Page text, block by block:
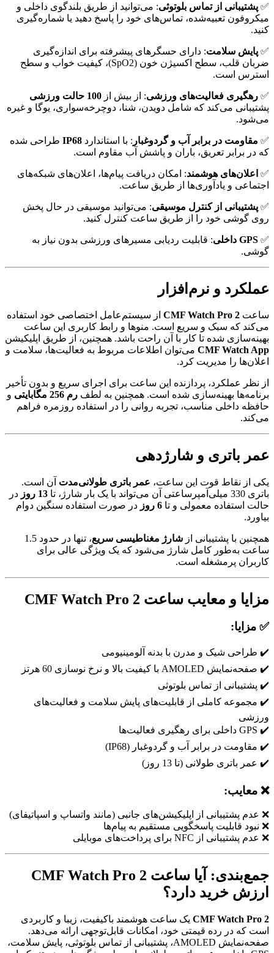
✅ پشتیبانی از تماس بلوتوثی: می‌توانید از طریق بلندگوی داخلی و
میکروفون تعبیه‌شده، تماس‌های خود را پاسخ دهید یا شماره‌گیری
کنید.
✅ پایش سلامت: دارای حسگرهای پیشرفته برای اندازه‌گیری
ضربان قلب، سطح اکسیژن خون (SpO2)، کیفیت خواب و سطح
استرس است.
✅ رهگیری فعالیت‌های ورزشی: از بیش از 100 حالت ورزشی
پشتیبانی می‌کند که شامل دویدن، شنا، دوچرخه‌سواری، یوگا و غیره
می‌شود.
✅ مقاومت در برابر آب و گردوغبار : با استاندارد IP68 طراحی شده
که در برابر تعریق، باران و پاشش آب مقاوم است.
✅ اعلان‌های هوشمند: امکان دریافت پیام‌ها، اعلان‌های شبکه‌های
اجتماعی و یادآوری‌ها از طریق ساعت.
✅ پشتیبانی از کنترل موسیقی: می‌توانید موسیقی در حال پخش
روی گوشی خود را از طریق ساعت کنترل کنید.
✅ GPS داخلی
: قابلیت ردیابی مسیرهای ورزشی بدون نیاز به
گوشی.
عملکرد و نرم‌افزار
ساعت CMF Watch Pro 2 از سیستم‌عامل اختصاصی خود استفاده
می‌کند که سبک و سریع است. منوها و رابط کاربری این ساعت
بهینه‌سازی شده تا کار با آن راحت باشد. همچنین، از طریق اپلیکیشن
CMF Watch App می‌توان اطلاعات مربوط به فعالیت‌ها، سلامت و
اعلان‌ها را مدیریت کرد.
از نظر عملکرد، پردازنده این ساعت برای اجرای سریع و بدون تأخیر
برنامه‌ها بهینه‌سازی شده است. همچنین به لطف رم 256 مگابایتی
و
حافظه داخلی مناسب، تجربه روانی را در استفاده روزمره فراهم
می‌کند.
عمر باتری و شارژدهی
یکی از نقاط قوت این ساعت، عمر باتری طولانی‌مدت آن است.
باتری 330 میلی‌آمپرساعتی آن می‌تواند با یک بار شارژ، تا
13 روز
در
حالت استفاده معمولی و تا 6 روز
در صورت استفاده سنگین دوام
بیاورد.
همچنین با پشتیبانی از شارژ مغناطیسی سریع
، تنها در حدود 1.5
ساعت به‌طور کامل شارژ می‌شود که یک ویژگی عالی برای
کاربران پرمشغله است.
مزایا و معایب ساعت CMF Watch Pro 2
✅ مزایا:
✔️ طراحی شیک و مدرن با بدنه آلومینیومی
✔️ صفحه‌نمایش AMOLED با کیفیت بالا و نرخ نوسازی 60 هرتز
✔️ پشتیبانی از تماس بلوتوثی
✔️ مجموعه کاملی از قابلیت‌های پایش سلامت و فعالیت‌های
ورزشی
✔️ GPS داخلی برای رهگیری فعالیت‌ها
✔️ مقاومت در برابر آب و گردوغبار (IP68)
✔️ عمر باتری طولانی (تا 13 روز)
❌ معایب:
❌ عدم پشتیبانی از اپلیکیشن‌های جانبی (مانند واتساپ و اسپاتیفای)
❌ نبود قابلیت پاسخگویی مستقیم به پیام‌ها
❌ عدم پشتیبانی از NFC برای پرداخت‌های موبایلی
جمع‌بندی: آیا ساعت CMF Watch Pro 2
ارزش خرید دارد؟
CMF Watch Pro 2 یک ساعت هوشمند باکیفیت، زیبا و کاربردی
است که در رده قیمتی خود، امکانات قابل‌توجهی ارائه می‌دهد.
صفحه‌نمایش AMOLED، پشتیبانی از تماس بلوتوثی، پایش سلامت،